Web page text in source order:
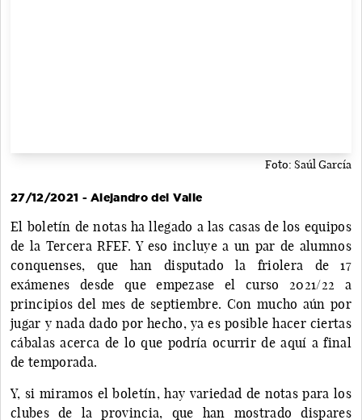
Foto: Saúl García
27/12/2021 - Alejandro del Valle
El boletín de notas ha llegado a las casas de los equipos
de la Tercera RFEF. Y eso incluye a un par de alumnos
conquenses, que han disputado la friolera de 17
exámenes desde que empezase el curso 2021/22 a
principios del mes de septiembre. Con mucho aún por
jugar y nada dado por hecho, ya es posible hacer ciertas
cábalas acerca de lo que podría ocurrir de aquí a final
de temporada.
Y, si miramos el boletín, hay variedad de notas para los
clubes de la provincia, que han mostrado dispares